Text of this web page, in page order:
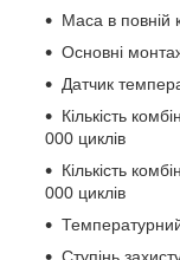
Маса в повній
Основні
Датчик
Кількість
000 циклів
Кількість
000 циклів